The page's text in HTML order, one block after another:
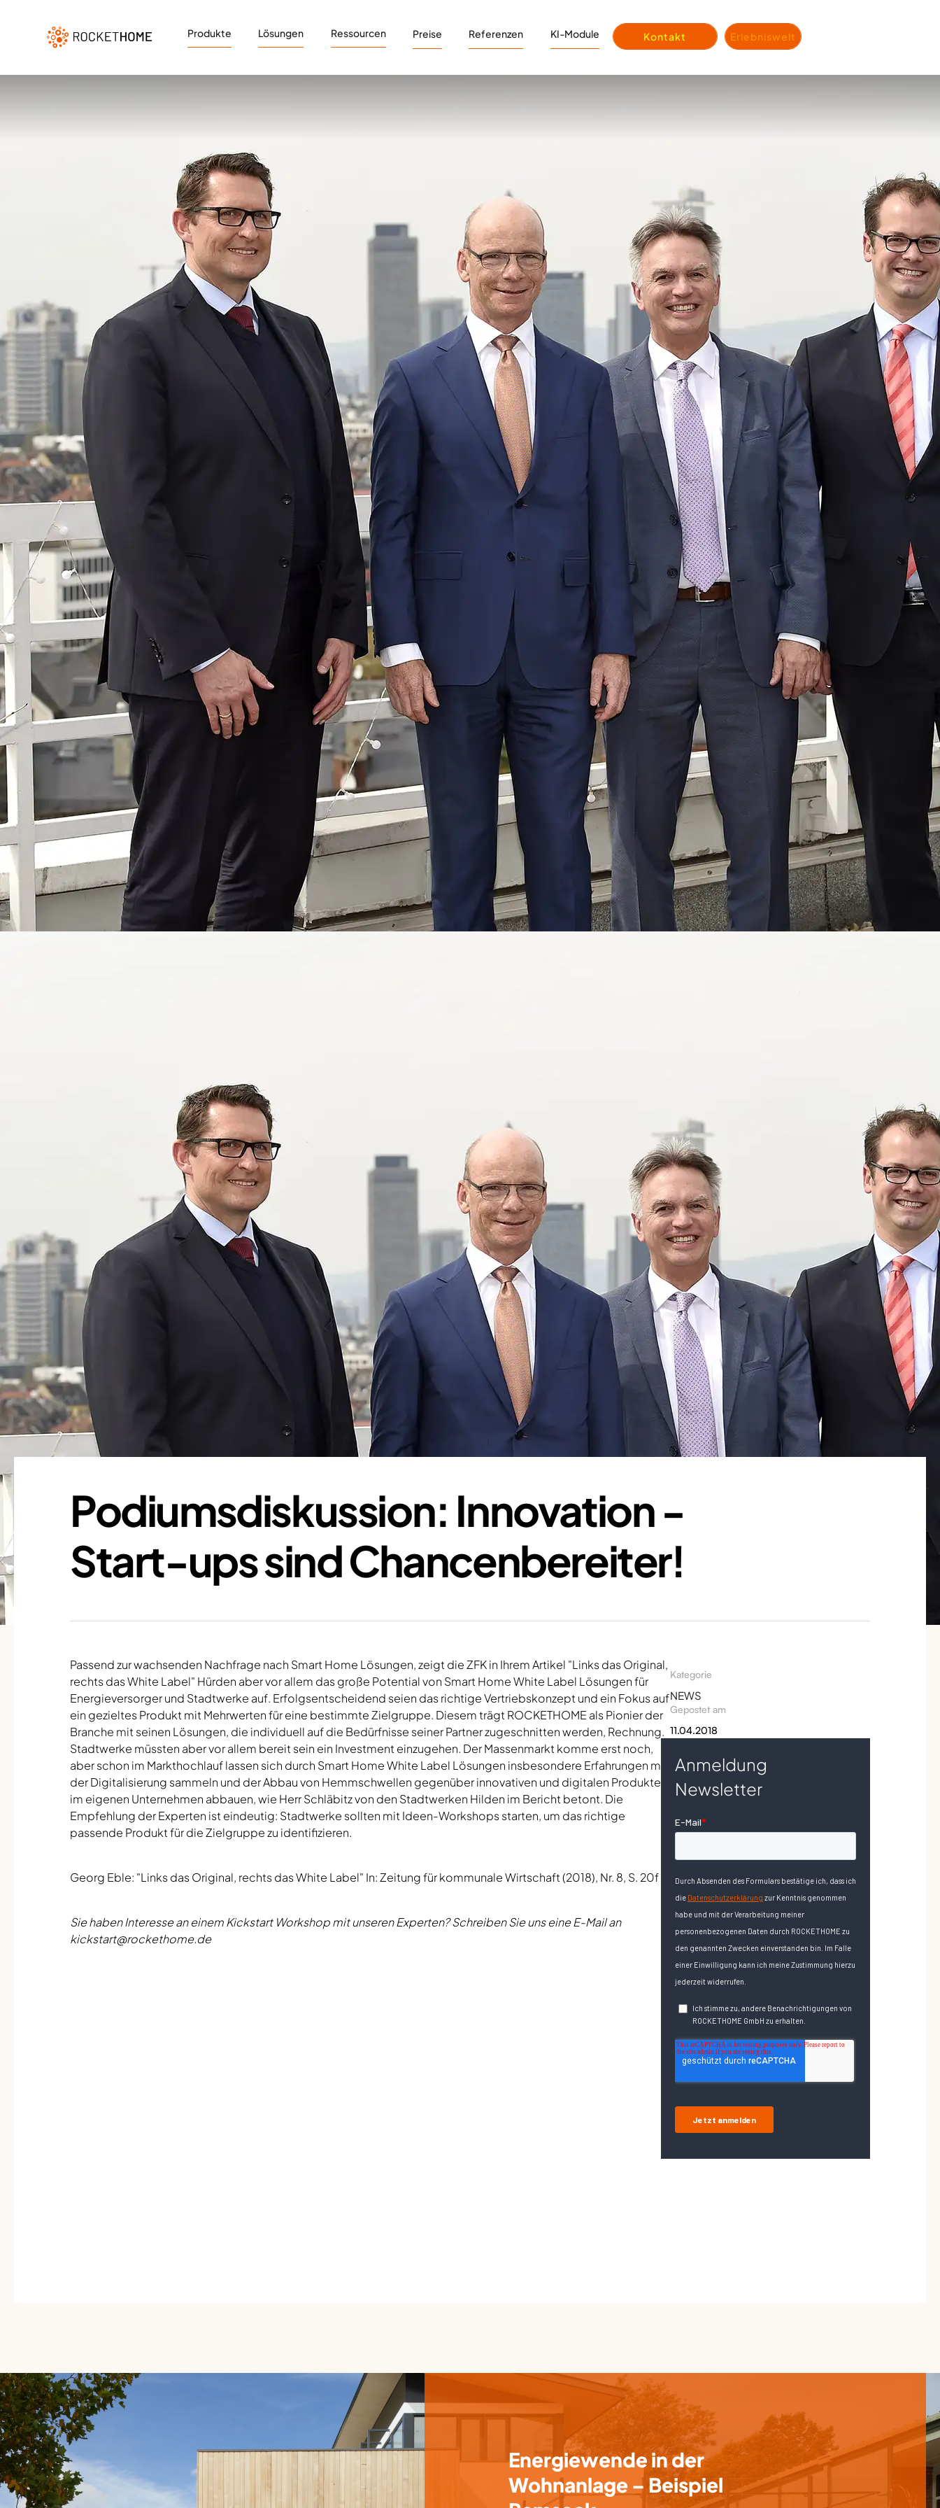
Produkte Lösungen Ressourcen Preise Referenzen KI-Module Kontakt Erlebniswelt
Podiumsdiskussion: Innovation -
Start-ups sind Chancenbereiter!
Passend zur wachsenden Nachfrage nach Smart Home Lösungen, zeigt die ZFK in Ihrem Artikel "Links das Original,
rechts das White Label" Hürden aber vor allem das große Potential von Smart Home White Label Lösungen für
Energieversorger und Stadtwerke auf. Erfolgsentscheidend seien das richtige Vertriebskonzept und ein Fokus auf
ein gezieltes Produkt mit Mehrwerten für eine bestimmte Zielgruppe. Diesem trägt ROCKETHOME als Pionier der
Branche mit seinen Lösungen, die individuell auf die Bedürfnisse seiner Partner zugeschnitten werden, Rechnung.
Stadtwerke müssten aber vor allem bereit sein ein Investment einzugehen. Der Massenmarkt komme erst noch,
aber schon im Markthochlauf lassen sich durch Smart Home White Label Lösungen insbesondere Erfahrungen mit
der Digitalisierung sammeln und der Abbau von Hemmschwellen gegenüber innovativen und digitalen Produkten
im eigenen Unternehmen abbauen, wie Herr Schläbitz von den Stadtwerken Hilden im Bericht betont. Die
Empfehlung der Experten ist eindeutig: Stadtwerke sollten mit Ideen-Workshops starten, um das richtige
passende Produkt für die Zielgruppe zu identifizieren.
Georg Eble: "Links das Original, rechts das White Label" In: Zeitung für kommunale Wirtschaft (2018), Nr. 8, S. 20f
Sie haben Interesse an einem Kickstart Workshop mit unseren Experten? Schreiben Sie uns eine E-Mail an
kickstart@rockethome.de
Kategorie
NEWS
Gepostet am
11.04.2018
Anmeldung
Newsletter
Energiewende in der
Wohnanlage – Beispiel